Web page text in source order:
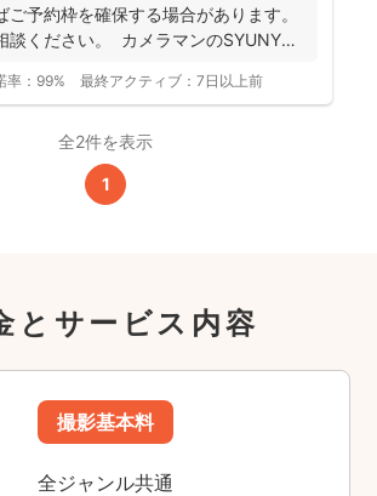
ご予約枠を確保する場合があります。
談ください。 カメラマンのSYUNYA
率： 99% 最終アクティブ： 7日以上前
全2件を表示
1
とサービス内容
撮影基本料
全ジャンル共通